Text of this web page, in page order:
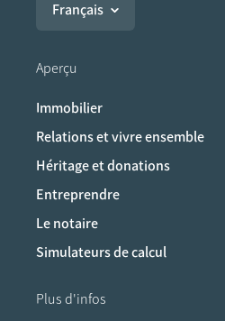
Français
Aperçu
Immobilier
Relations et vivre ensemble
Héritage et donations
Entreprendre
Le notaire
Simulateurs de calcul
Plus d'infos